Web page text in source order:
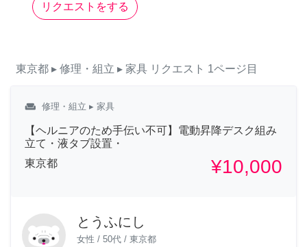
リクエストをする
東京都 ▸ 修理・組立 ▸ 家具 リクエスト 1ページ目
weekend 修理・組立 ▸ 家具
【ヘルニアのため手伝い不可】電動昇降デスク組み
立て・液タブ設置・
東京都
¥10,000
とうふにし
女性 / 50代 / 東京都